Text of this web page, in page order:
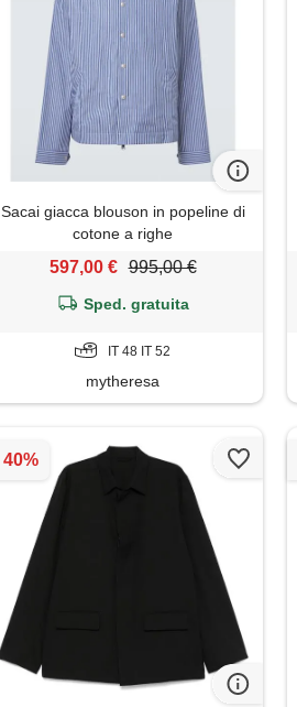
Sacai giacca blouson in popeline di
cotone a righe
597,00 € 995,00 €
Sped. gratuita
IT 48 IT 52
mytheresa